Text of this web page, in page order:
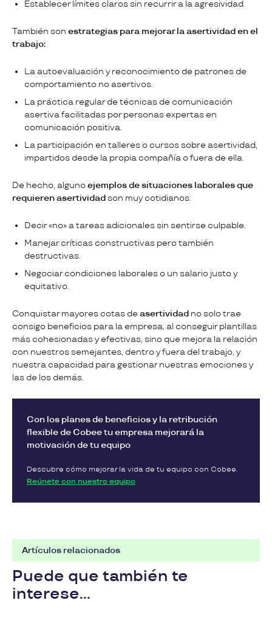
Establecer límites claros sin recurrir a la agresividad.
También son estrategias para mejorar la asertividad en el
trabajo:
La autoevaluación y reconocimiento de patrones de
comportamiento no asertivos.
La práctica regular de técnicas de comunicación
asertiva facilitadas por personas expertas en
comunicación positiva.
La participación en talleres o cursos sobre asertividad,
impartidos desde la propia compañía o fuera de ella.
De hecho, algunoejemplos de situaciones laborales que
requieren asertividad son muy cotidianos:
Decir «no» a tareas adicionales sin sentirse culpable.
Manejar críticas constructivas pero también
destructivas.
Negociar condiciones laborales o un salario justo y
equitativo.
Conquistar mayores cotas deasertividad no solo trae
consigo beneficios para la empresa, al conseguir plantillas
más cohesionadas y efectivas, sino que mejora la relación
con nuestros semejantes, dentro y fuera del trabajo, y
nuestra capacidad para gestionar nuestras emociones y
las de los demás.
Con los planes de beneficios y la retribución
flexible de Cobee tu empresa mejorará la
motivación de tu equipo
Descubre cómo mejorar la vida de tu equipo con Cobee.
Reúnete con nuestro equipo
Artículos relacionados
Puede que también te
interese...